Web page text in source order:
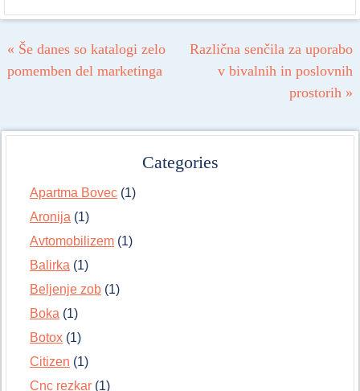
Post navigation
« Še danes so katalogi zelo
pomemben del marketinga
Različna senčila za uporabo
v bivalnih in poslovnih
prostorih »
Categories
Apartma Bovec (1)
Aronija (1)
Avtomobilizem (1)
Balirka (1)
Beljenje zob (1)
Boka (1)
Botox (1)
Citizen (1)
Cnc rezkar (1)